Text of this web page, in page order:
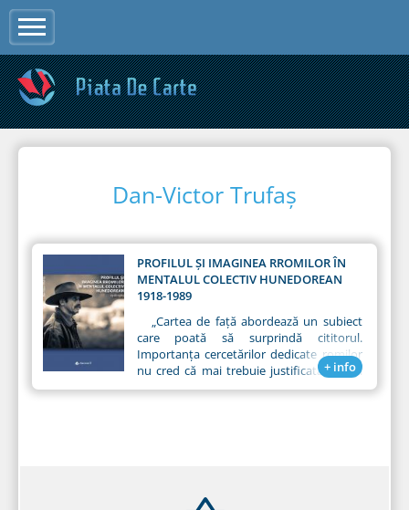
Dan-Victor Trufaş
PROFILUL ŞI IMAGINEA RROMILOR ÎN
MENTALUL COLECTIV HUNEDOREAN
1918-1989
„Cartea de față abordează un subiect
care poată să surprindă cititorul.
Importanța cercetărilor dedicate romilor
nu cred că mai trebuie justificată. Romii
reprezintă o componentă a peisajului
care pot fi trecute prin filtrul analizei
+ info